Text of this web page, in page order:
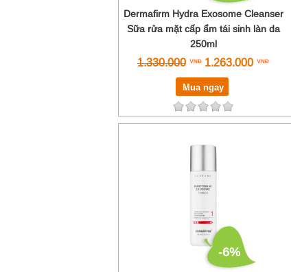
Dermafirm Hydra Exosome Cleanser
S­ữa rửa mặt cấp ẩm tái sinh làn da
250ml
1.330.000 1.263.000
Mua ngay
-6%